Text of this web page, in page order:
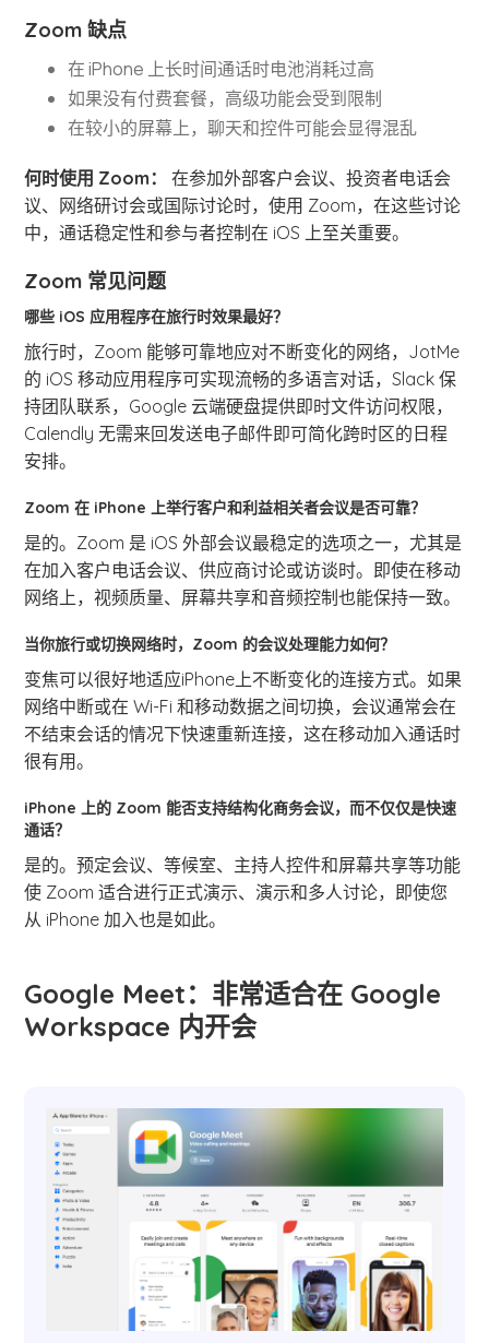
Zoom 缺点
在 iPhone 上长时间通话时电池消耗过高
如果没有付费套餐，高级功能会受到限制
在较小的屏幕上，聊天和控件可能会显得混乱
何时使用 Zoom：
在参加外部客户会议、投资者电话会
议、网络研讨会或国际讨论时，使用 Zoom，在这些讨论
中，通话稳定性和参与者控制在 iOS 上至关重要。
Zoom 常见问题
哪些 iOS 应用程序在旅行时效果最好？
旅行时，Zoom 能够可靠地应对不断变化的网络，JotMe
的 iOS 移动应用程序可实现流畅的多语言对话，Slack 保
持团队联系，Google 云端硬盘提供即时文件访问权限，
Calendly 无需来回发送电子邮件即可简化跨时区的日程
安排。
Zoom 在 iPhone 上举行客户和利益相关者会议是否可靠？
是的。Zoom 是 iOS 外部会议最稳定的选项之一，尤其是
在加入客户电话会议、供应商讨论或访谈时。即使在移动
网络上，视频质量、屏幕共享和音频控制也能保持一致。
当你旅行或切换网络时，Zoom 的会议处理能力如何？
变焦可以很好地适应iPhone上不断变化的连接方式。如果
网络中断或在 Wi-Fi 和移动数据之间切换，会议通常会在
不结束会话的情况下快速重新连接，这在移动加入通话时
很有用。
iPhone 上的 Zoom 能否支持结构化商务会议，而不仅仅是快速
通话？
是的。预定会议、等候室、主持人控件和屏幕共享等功能
使 Zoom 适合进行正式演示、演示和多人讨论，即使您
从 iPhone 加入也是如此。
Google Meet：非常适合在 Google
Workspace 内开会